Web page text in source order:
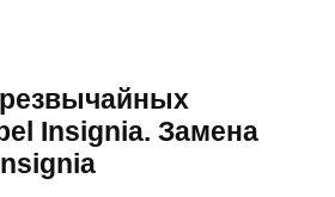
Insignia. Замена